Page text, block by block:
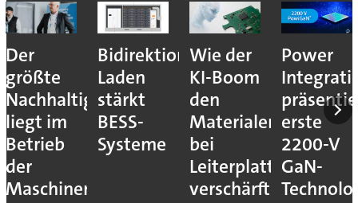
Bidirektionales
Laden
stärkt
BESS-
Systeme
Wie der
KI-Boom
den
Materialengpass
bei
Leiterplatten
verschärft
Power
Integrations
präsentiert
erste
GaN-
Technologie
Neue
in